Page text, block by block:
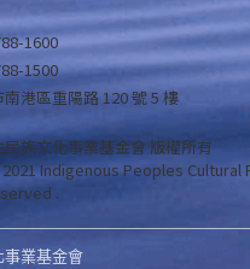
1600
1500
港區重陽路 120 號 5 樓
族文化事業基金會 版權所有
Indigenous Peoples Cultural
.
事業基金會